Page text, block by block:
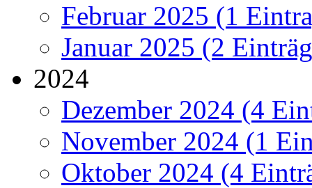
Februar 2025 (1
Januar 2025 (2
2024
Dezember 2024 (4
November 2024 (1
Oktober 2024 (4